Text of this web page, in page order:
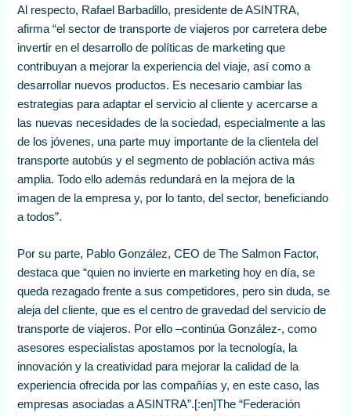
Al respecto, Rafael Barbadillo, presidente de ASINTRA,
afirma “el sector de transporte de viajeros por carretera debe
invertir en el desarrollo de políticas de marketing que
contribuyan a mejorar la experiencia del viaje, así como a
desarrollar nuevos productos. Es necesario cambiar las
estrategias para adaptar el servicio al cliente y acercarse a
las nuevas necesidades de la sociedad, especialmente a las
de los jóvenes, una parte muy importante de la clientela del
transporte autobús y el segmento de población activa más
amplia. Todo ello además redundará en la mejora de la
imagen de la empresa y, por lo tanto, del sector, beneficiando
a todos”.
Por su parte, Pablo González, CEO de The Salmon Factor,
destaca que “quien no invierte en marketing hoy en día, se
queda rezagado frente a sus competidores, pero sin duda, se
aleja del cliente, que es el centro de gravedad del servicio de
transporte de viajeros. Por ello –continúa González-, como
asesores especialistas apostamos por la tecnología, la
innovación y la creatividad para mejorar la calidad de la
experiencia ofrecida por las compañías y, en este caso, las
empresas asociadas a ASINTRA”.[:en]The “Federación